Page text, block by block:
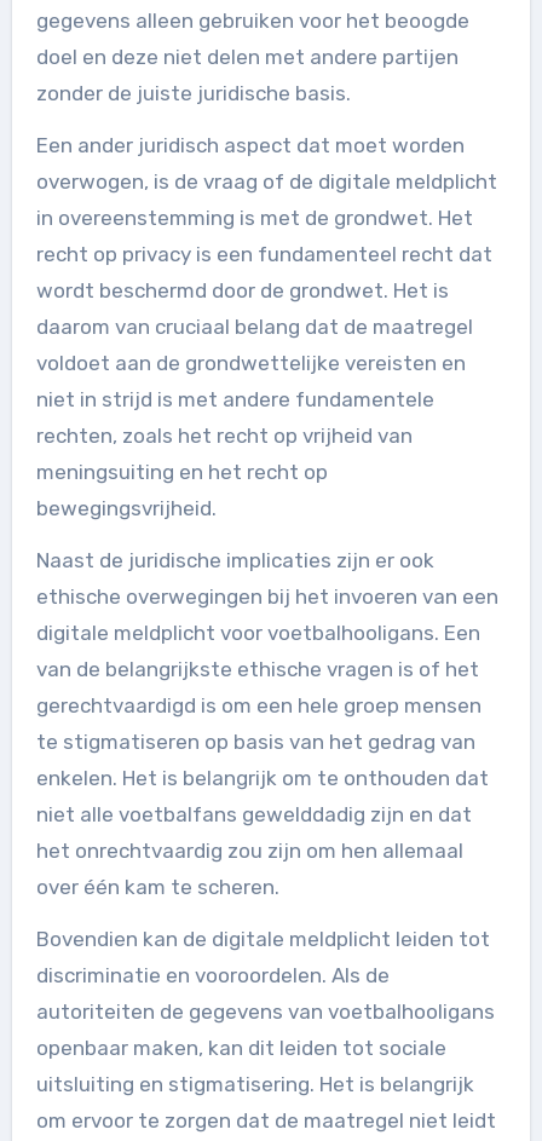
gegevens alleen gebruiken voor het beoogde
doel en deze niet delen met andere partijen
zonder de juiste juridische basis.
Een ander juridisch aspect dat moet worden
overwogen, is de vraag of de digitale meldplicht
in overeenstemming is met de grondwet. Het
recht op privacy is een fundamenteel recht dat
wordt beschermd door de grondwet. Het is
daarom van cruciaal belang dat de maatregel
voldoet aan de grondwettelijke vereisten en
niet in strijd is met andere fundamentele
rechten, zoals het recht op vrijheid van
meningsuiting en het recht op
bewegingsvrijheid.
Naast de juridische implicaties zijn er ook
ethische overwegingen bij het invoeren van een
digitale meldplicht voor voetbalhooligans. Een
van de belangrijkste ethische vragen is of het
gerechtvaardigd is om een hele groep mensen
te stigmatiseren op basis van het gedrag van
enkelen. Het is belangrijk om te onthouden dat
niet alle voetbalfans gewelddadig zijn en dat
het onrechtvaardig zou zijn om hen allemaal
over één kam te scheren.
Bovendien kan de digitale meldplicht leiden tot
discriminatie en vooroordelen. Als de
autoriteiten de gegevens van voetbalhooligans
openbaar maken, kan dit leiden tot sociale
uitsluiting en stigmatisering. Het is belangrijk
om ervoor te zorgen dat de maatregel niet leidt